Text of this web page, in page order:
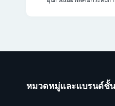
หมวดหมู่และแบรนด์ชั้